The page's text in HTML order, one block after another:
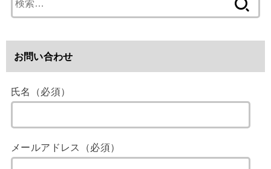
索
お問い合わせ
氏名（必須）
メールアドレス（必須）